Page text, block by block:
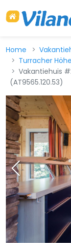
Home
Turracher Höhe
Vakantiehuis
(AT9565.120.53)